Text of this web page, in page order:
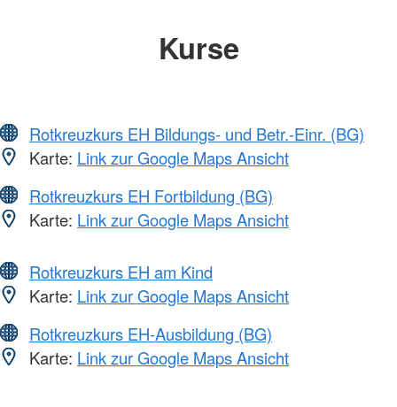
Kurse
Rotkreuzkurs EH Bildungs- und Betr.-Einr. (BG)
Karte: Link zur Google Maps Ansicht
Rotkreuzkurs EH Fortbildung (BG)
Karte: Link zur Google Maps Ansicht
Rotkreuzkurs EH am Kind
Karte: Link zur Google Maps Ansicht
Rotkreuzkurs EH-Ausbildung (BG)
Karte: Link zur Google Maps Ansicht